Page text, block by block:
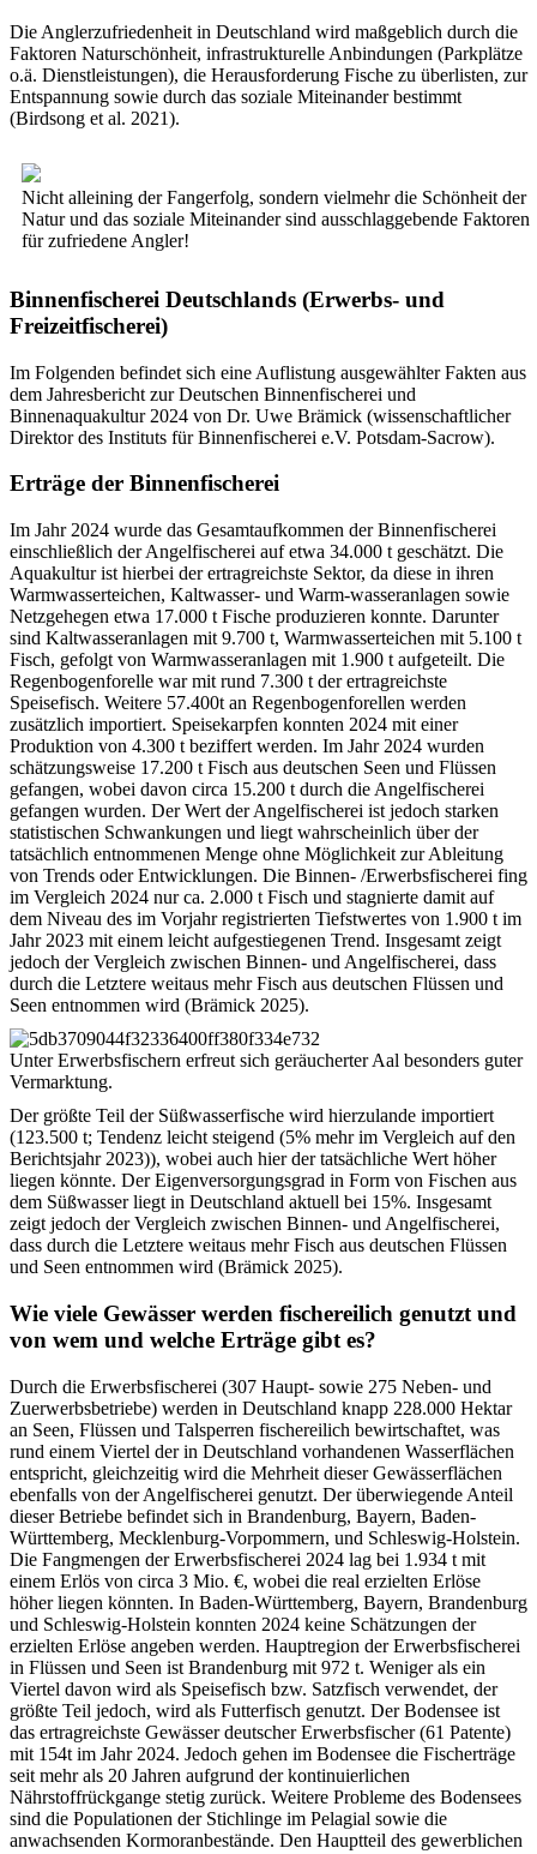
Die Anglerzufriedenheit in Deutschland wird maßgeblich durch die
Faktoren Naturschönheit, infrastrukturelle Anbindungen (Parkplätze
o.ä. Dienstleistungen), die Herausforderung Fische zu überlisten, zur
Entspannung sowie durch das soziale Miteinander bestimmt
(Birdsong et al. 2021).
Nicht alleining der Fangerfolg, sondern vielmehr die Schönheit der
Natur und das soziale Miteinander sind ausschlaggebende Faktoren
für zufriedene Angler!
Binnenfischerei Deutschlands (Erwerbs- und
Freizeitfischerei)
Im Folgenden befindet sich eine Auflistung ausgewählter Fakten aus
dem Jahresbericht zur Deutschen Binnenfischerei und
Binnenaquakultur 2024 von Dr. Uwe Brämick (wissenschaftlicher
Direktor des Instituts für Binnenfischerei e.V. Potsdam-Sacrow).
Erträge der Binnenfischerei
Im Jahr 2024 wurde das Gesamtaufkommen der Binnenfischerei
einschließlich der Angelfischerei auf etwa 34.000 t geschätzt. Die
Aquakultur ist hierbei der ertragreichste Sektor, da diese in ihren
Warmwasserteichen, Kaltwasser- und Warm-wasseranlagen sowie
Netzgehegen etwa 17.000 t Fische produzieren konnte. Darunter
sind Kaltwasseranlagen mit 9.700 t, Warmwasserteichen mit 5.100 t
Fisch, gefolgt von Warmwasseranlagen mit 1.900 t aufgeteilt. Die
Regenbogenforelle war mit rund 7.300 t der ertragreichste
Speisefisch. Weitere 57.400t an Regenbogenforellen werden
zusätzlich importiert. Speisekarpfen konnten 2024 mit einer
Produktion von 4.300 t beziffert werden. Im Jahr 2024 wurden
schätzungsweise 17.200 t Fisch aus deutschen Seen und Flüssen
gefangen, wobei davon circa 15.200 t durch die Angelfischerei
gefangen wurden. Der Wert der Angelfischerei ist jedoch starken
statistischen Schwankungen und liegt wahrscheinlich über der
tatsächlich entnommenen Menge ohne Möglichkeit zur Ableitung
von Trends oder Entwicklungen. Die Binnen- /Erwerbsfischerei fing
im Vergleich 2024 nur ca. 2.000 t Fisch und stagnierte damit auf
dem Niveau des im Vorjahr registrierten Tiefstwertes von 1.900 t im
Jahr 2023 mit einem leicht aufgestiegenen Trend. Insgesamt zeigt
jedoch der Vergleich zwischen Binnen- und Angelfischerei, dass
durch die Letztere weitaus mehr Fisch aus deutschen Flüssen und
Seen entnommen wird (Brämick 2025).
Unter Erwerbsfischern erfreut sich geräucherter Aal besonders guter
Vermarktung.
Der größte Teil der Süßwasserfische wird hierzulande importiert
(123.500 t; Tendenz leicht steigend (5% mehr im Vergleich auf den
Berichtsjahr 2023)), wobei auch hier der tatsächliche Wert höher
liegen könnte. Der Eigenversorgungsgrad in Form von Fischen aus
dem Süßwasser liegt in Deutschland aktuell bei 15%. Insgesamt
zeigt jedoch der Vergleich zwischen Binnen- und Angelfischerei,
dass durch die Letztere weitaus mehr Fisch aus deutschen Flüssen
und Seen entnommen wird (Brämick 2025).
Wie viele Gewässer werden fischereilich genutzt und
von wem und welche Erträge gibt es?
Durch die Erwerbsfischerei (307 Haupt- sowie 275 Neben- und
Zuerwerbsbetriebe) werden in Deutschland knapp 228.000 Hektar
an Seen, Flüssen und Talsperren fischereilich bewirtschaftet, was
rund einem Viertel der in Deutschland vorhandenen Wasserflächen
entspricht, gleichzeitig wird die Mehrheit dieser Gewässerflächen
ebenfalls von der Angelfischerei genutzt. Der überwiegende Anteil
dieser Betriebe befindet sich in Brandenburg, Bayern, Baden-
Württemberg, Mecklenburg-Vorpommern, und Schleswig-Holstein.
Die Fangmengen der Erwerbsfischerei 2024 lag bei 1.934 t mit
einem Erlös von circa 3 Mio. €, wobei die real erzielten Erlöse
höher liegen könnten. In Baden-Württemberg, Bayern, Brandenburg
und Schleswig-Holstein konnten 2024 keine Schätzungen der
erzielten Erlöse angeben werden. Hauptregion der Erwerbsfischerei
in Flüssen und Seen ist Brandenburg mit 972 t. Weniger als ein
Viertel davon wird als Speisefisch bzw. Satzfisch verwendet, der
größte Teil jedoch, wird als Futterfisch genutzt. Der Bodensee ist
das ertragreichste Gewässer deutscher Erwerbsfischer (61 Patente)
mit 154t im Jahr 2024. Jedoch gehen im Bodensee die Fischerträge
seit mehr als 20 Jahren aufgrund der kontinuierlichen
Nährstoffrückgange stetig zurück. Weitere Probleme des Bodensees
sind die Populationen der Stichlinge im Pelagial sowie die
anwachsenden Kormoranbestände. Den Hauptteil des gewerblichen